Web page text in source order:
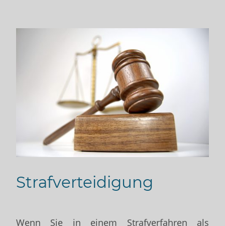
Strafverteidigung
Wenn Sie in einem Strafverfahren als